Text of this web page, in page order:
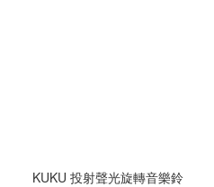
KUKU 投射聲光旋轉音樂鈴